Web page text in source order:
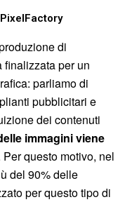
di
finalizzata per un
parliamo di
pubblicitari e
dei contenuti
immagini viene
questo motivo, nel
del 90% delle
per questo tipo di